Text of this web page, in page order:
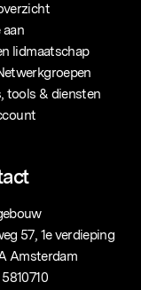
aan
lidmaatschap
tools & diensten
57, 1e verdieping
Amsterdam